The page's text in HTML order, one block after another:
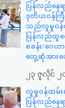
ပြန်လည်နေရ
ဒုတိယဝန်ကြီ
သည်လူမှုဝန်ထ
ပြန်လည်ထူထေ
စခန်း/ဂေဟ
တွေ့ဆုံအားပ
၂၃ ဇူလိုင် ၂
လူမှုဝန်ထမ်
ပြန်လည်နေရ